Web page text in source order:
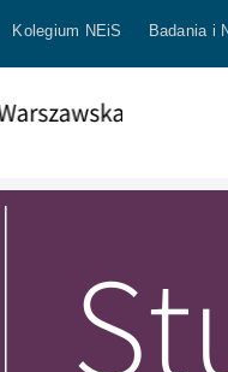
Kolegium NEiS Badania i